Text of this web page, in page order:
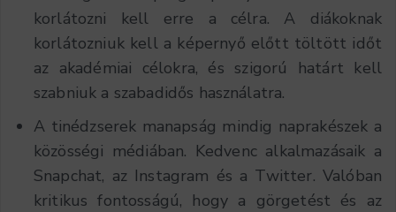
korlátozni kell erre a célra. A diákoknak
korlátozniuk kell a képernyő előtt töltött időt
az akadémiai célokra, és szigorú határt kell
szabniuk a szabadidős használatra.
A tinédzserek manapság mindig naprakészek a
közösségi médiában. Kedvenc alkalmazásaik a
Snapchat, az Instagram és a Twitter. Valóban
kritikus fontosságú, hogy a görgetést és az